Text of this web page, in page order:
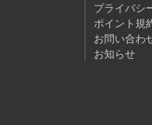
プライバシ
ポイント規
お問い合わ
お知らせ